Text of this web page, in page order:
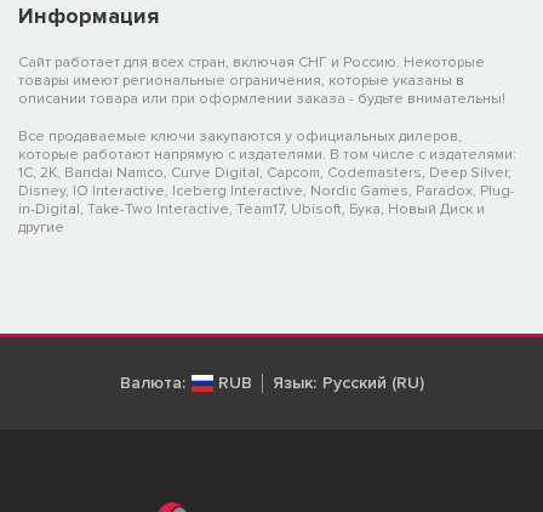
Информация
Сайт работает для всех стран, включая СНГ и Россию. Некоторые
товары имеют региональные ограничения, которые указаны в
описании товара или при оформлении заказа - будьте внимательны!
Все продаваемые ключи закупаются у официальных дилеров,
которые работают напрямую с издателями. В том числе с издателями:
1C, 2K, Bandai Namco, Curve Digital, Capcom, Codemasters, Deep Silver,
Disney, IO Interactive, Iceberg Interactive, Nordic Games, Paradox, Plug-
in-Digital, Take-Two Interactive, Team17, Ubisoft, Бука, Новый Диск и
другие
Валюта: RUB Язык: Русский (RU)